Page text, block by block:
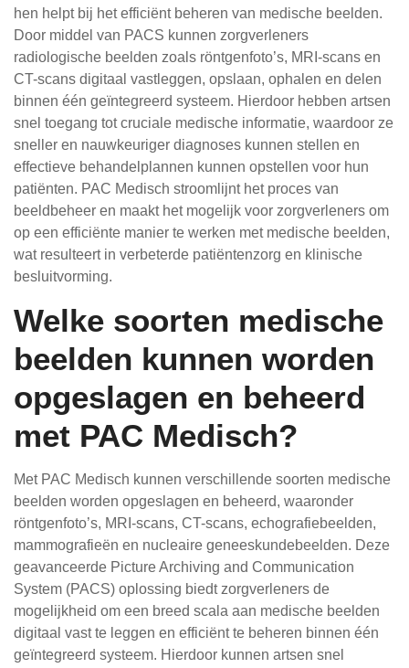
hen helpt bij het efficiënt beheren van medische beelden.
Door middel van PACS kunnen zorgverleners
radiologische beelden zoals röntgenfoto’s, MRI-scans en
CT-scans digitaal vastleggen, opslaan, ophalen en delen
binnen één geïntegreerd systeem. Hierdoor hebben artsen
snel toegang tot cruciale medische informatie, waardoor ze
sneller en nauwkeuriger diagnoses kunnen stellen en
effectieve behandelplannen kunnen opstellen voor hun
patiënten. PAC Medisch stroomlijnt het proces van
beeldbeheer en maakt het mogelijk voor zorgverleners om
op een efficiënte manier te werken met medische beelden,
wat resulteert in verbeterde patiëntenzorg en klinische
besluitvorming.
Welke soorten medische
beelden kunnen worden
opgeslagen en beheerd
met PAC Medisch?
Met PAC Medisch kunnen verschillende soorten medische
beelden worden opgeslagen en beheerd, waaronder
röntgenfoto’s, MRI-scans, CT-scans, echografiebeelden,
mammografieën en nucleaire geneeskundebeelden. Deze
geavanceerde Picture Archiving and Communication
System (PACS) oplossing biedt zorgverleners de
mogelijkheid om een breed scala aan medische beelden
digitaal vast te leggen en efficiënt te beheren binnen één
geïntegreerd systeem. Hierdoor kunnen artsen snel